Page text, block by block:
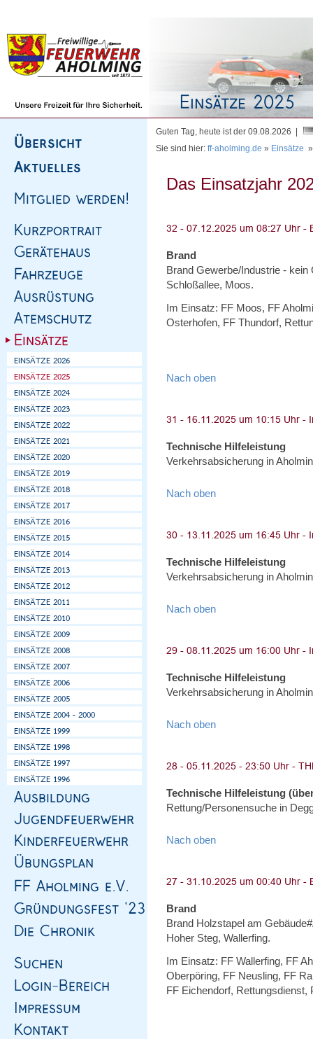
Guten Tag, heute ist der 09.08.2026 |
Sie sind hier: ff-aholming.de » Einsätze
Das Einsatzjahr
Brand
Brand Gewerbe/Industrie - kein
Schloßallee, Moos.
Im Einsatz: FF Moos, FF
Osterhofen, FF Thundorf,
Nach oben
Technische Hilfeleistung
Verkehrsabsicherung in
Nach oben
Technische Hilfeleistung
Verkehrsabsicherung in
Nach oben
Technische Hilfeleistung
Verkehrsabsicherung in
Nach oben
Technische Hilfeleistung
Rettung/Personensuche in
Nach oben
Brand
Brand Holzstapel am
Hoher Steg, Wallerfing.
Im Einsatz: FF Wallerfing, FF
Oberpöring, FF Neusling, FF
FF Eichendorf, Rettungsdienst,